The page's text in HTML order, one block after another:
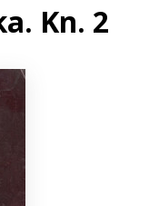
Kn. 2